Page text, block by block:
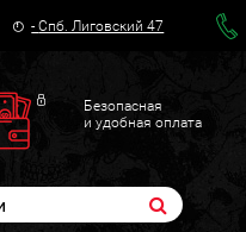
-Спб. Лиговский 47
Безопасная
и удобная оплата